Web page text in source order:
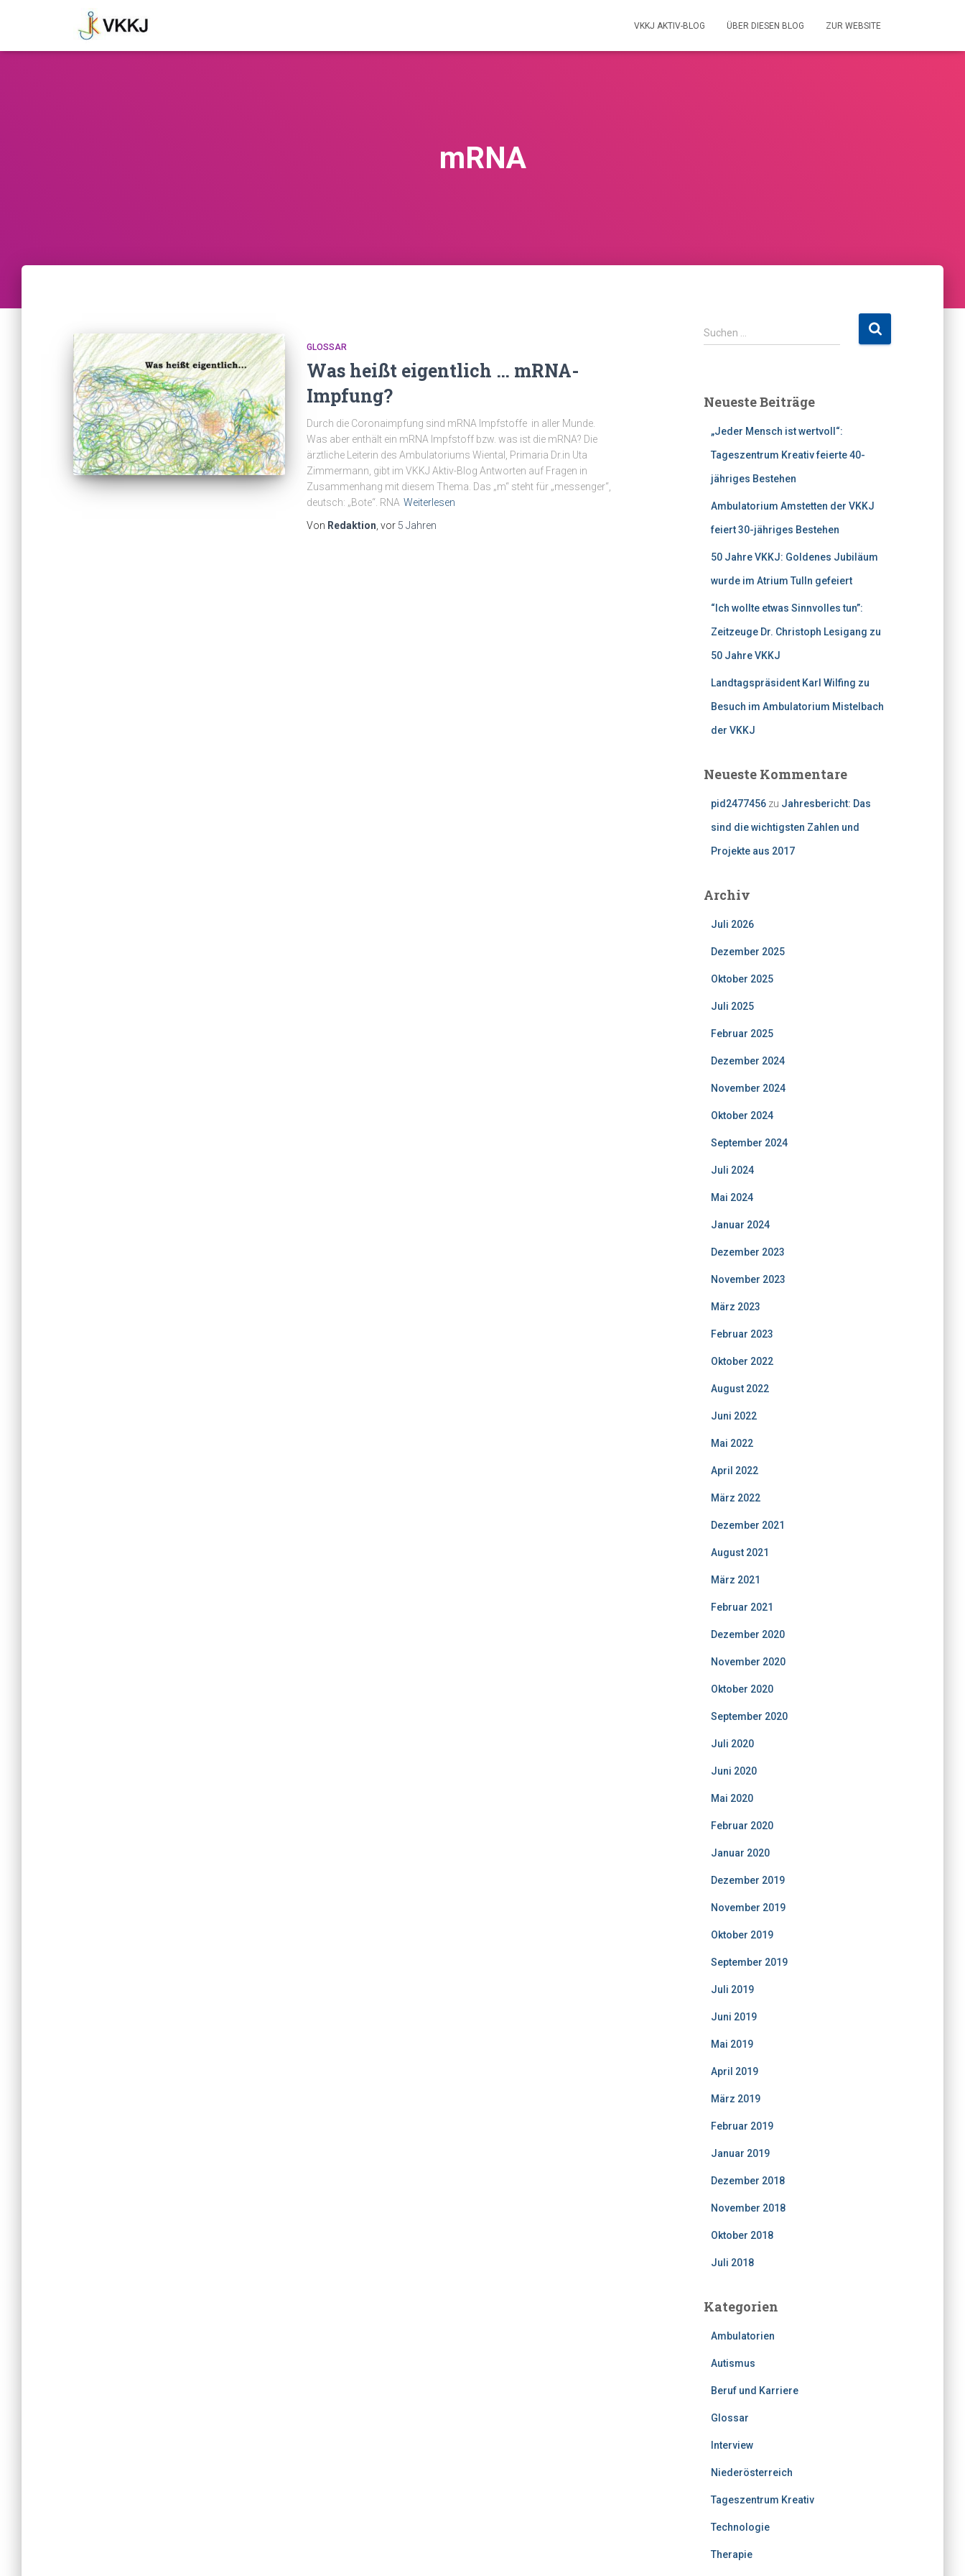
VKKJ AKTIV-BLOG ÜBER DIESEN BLOG ZUR WEBSITE
mRNA
GLOSSAR
Was heißt eigentlich … mRNA-
Impfung?
Durch die Coronaimpfung sind mRNA Impfstoffe in aller Munde.
Was aber enthält ein mRNA Impfstoff bzw. was ist die mRNA? Die
ärztliche Leiterin des Ambulatoriums Wiental, Primaria Dr.in Uta
Zimmermann, gibt im VKKJ Aktiv-Blog Antworten auf Fragen in
Zusammenhang mit diesem Thema. Das „m“ steht für „messenger“,
deutsch: „Bote“. RNA Weiterlesen
Von Redaktion , vor 5 Jahren
S
u
n
Suchen …
Neueste Beiträge
„Jeder Mensch ist wertvoll“:
Tageszentrum Kreativ feierte 40-
jähriges Bestehen
Ambulatorium Amstetten der VKKJ
feiert 30-jähriges Bestehen
50 Jahre VKKJ: Goldenes Jubiläum
wurde im Atrium Tulln gefeiert
“Ich wollte etwas Sinnvolles tun”:
Zeitzeuge Dr. Christoph Lesigang zu
50 Jahre VKKJ
Landtagspräsident Karl Wilfing zu
Besuch im Ambulatorium Mistelbach
der VKKJ
Neueste Kommentare
pid2477456zu Jahresbericht: Das
sind die wichtigsten Zahlen und
Projekte aus 2017
Archiv
Juli 2026
Dezember 2025
Oktober 2025
Juli 2025
Februar 2025
Dezember 2024
November 2024
Oktober 2024
September 2024
Juli 2024
Mai 2024
Januar 2024
Dezember 2023
November 2023
März 2023
Februar 2023
Oktober 2022
August 2022
Juni 2022
Mai 2022
April 2022
März 2022
Dezember 2021
August 2021
März 2021
Februar 2021
Dezember 2020
November 2020
Oktober 2020
September 2020
Juli 2020
Juni 2020
Mai 2020
Februar 2020
Januar 2020
Dezember 2019
November 2019
Oktober 2019
September 2019
Juli 2019
Juni 2019
Mai 2019
April 2019
März 2019
Februar 2019
Januar 2019
Dezember 2018
November 2018
Oktober 2018
Juli 2018
Kategorien
Ambulatorien
Autismus
Beruf und Karriere
Glossar
Interview
Niederösterreich
Tageszentrum Kreativ
Technologie
Therapie